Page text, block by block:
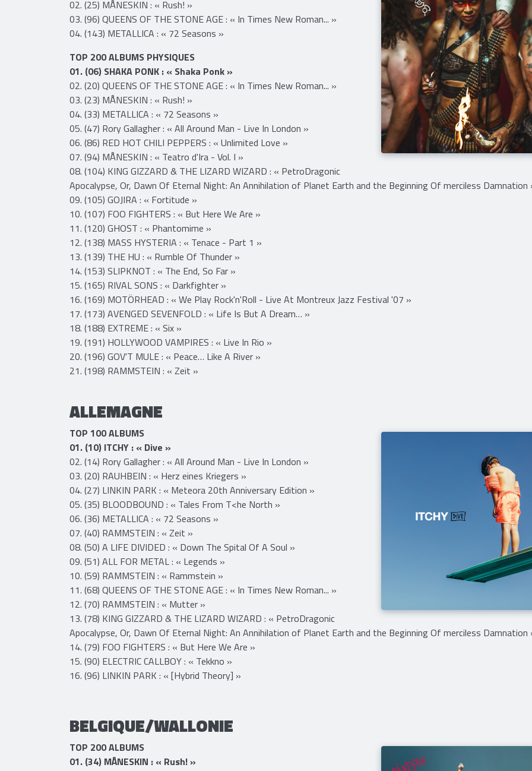
TOP 200 ALBUMS FUSIONNÉS (ventes physiques + digitales)
01. (12) SHAKA PONK : « Shaka Ponk »
02. (25) MÅNESKIN : « Rush! »
03. (96) QUEENS OF THE STONE AGE : « In Times New Roman... »
04. (143) METALLICA : « 72 Seasons »
TOP 200 ALBUMS PHYSIQUES
01. (06) SHAKA PONK : « Shaka Ponk »
02. (20) QUEENS OF THE STONE AGE : « In Times New Roman... »
03. (23) MÅNESKIN : « Rush! »
04. (33) METALLICA : « 72 Seasons »
05. (47) Rory Gallagher : « All Around Man - Live In London »
06. (86) RED HOT CHILI PEPPERS : « Unlimited Love »
07. (94) MÅNESKIN : « Teatro d'Ira - Vol. I »
08. (104) KING GIZZARD & THE LIZARD WIZARD : « PetroDragonic
Apocalypse, Or, Dawn Of Eternal Night: An Annihilation of Planet Earth and the Beginning Of merciless Damnation
09. (105) GOJIRA : « Fortitude »
10. (107) FOO FIGHTERS : « But Here We Are »
11. (120) GHOST : « Phantomime »
12. (138) MASS HYSTERIA : « Tenace - Part 1 »
13. (139) THE HU : « Rumble Of Thunder »
14. (153) SLIPKNOT : « The End, So Far »
15. (165) RIVAL SONS : « Darkfighter »
16. (169) MOTÖRHEAD : « We Play Rock'n'Roll - Live At Montreux Jazz Festival '07 »
17. (173) AVENGED SEVENFOLD : « Life Is But A Dream… »
18. (188) EXTREME : « Six »
19. (191) HOLLYWOOD VAMPIRES : « Live In Rio »
ALLEMAGNE
TOP 100 ALBUMS
01. (10) ITCHY : « Dive »
02. (14) Rory Gallagher : « All Around Man - Live In London »
03. (20) RAUHBEIN : « Herz eines Kriegers »
04. (27) LINKIN PARK : « Meteora 20th Anniversary Edition »
05. (35) BLOODBOUND : « Tales From T<he North »
​06. (36) METALLICA : « 72 Seasons »
07. (40) RAMMSTEIN : « Zeit »
08. (50) A LIFE DIVIDED : « Down The Spital Of A Soul »
09. (51) ALL FOR METAL : « Legends »
10. (59) RAMMSTEIN : « Rammstein »
11. (68) QUEENS OF THE STONE AGE : « In Times New Roman... »
12. (70) RAMMSTEIN : « Mutter »
13. (78) KING GIZZARD & THE LIZARD WIZARD : « PetroDragonic
Apocalypse, Or, Dawn Of Eternal Night: An Annihilation of Planet Earth and the Beginning Of merciless Damnation
14. (79) FOO FIGHTERS : « But Here We Are »
BELGIQUE/WALLONIE